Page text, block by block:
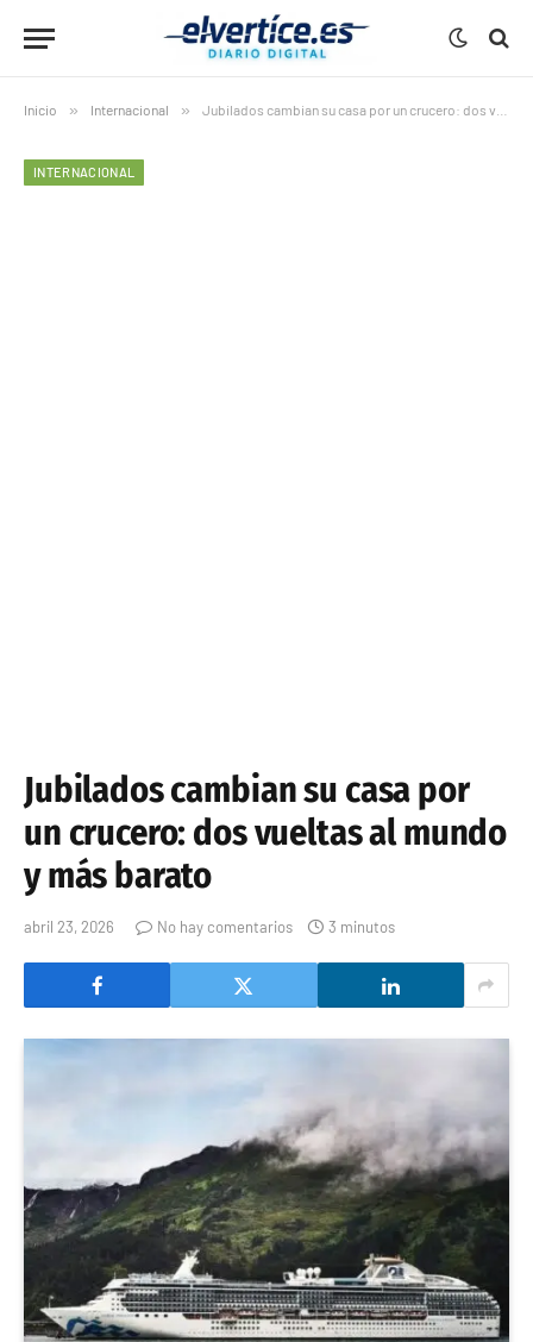
Inicio » Internacional » Jubilados cambian su casa por un crucero: dos vueltas al mundo y más barato
INTERNACIONAL
Jubilados cambian su casa por
un crucero: dos vueltas al mundo
y más barato
abril 23, 2026 No hay comentarios 3 minutos